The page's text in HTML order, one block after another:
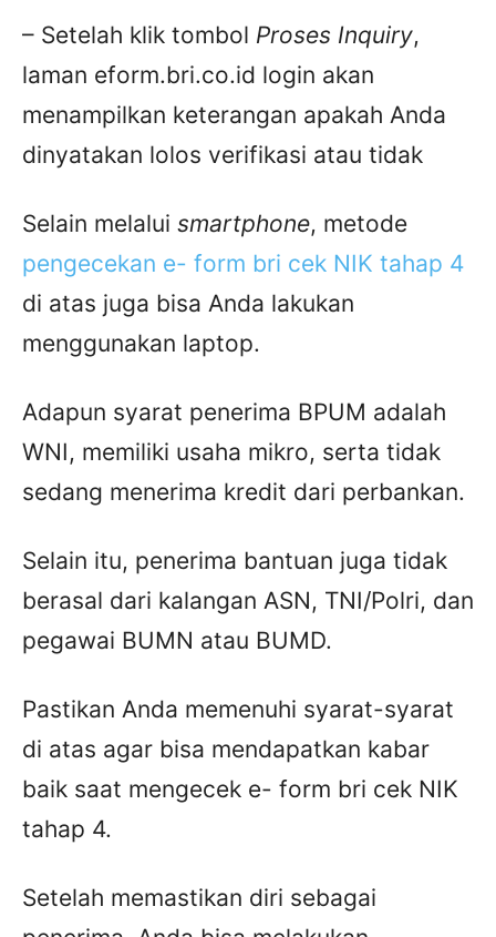
– Setelah klik tombol Proses Inquiry,
laman eform.bri.co.id login akan
menampilkan keterangan apakah Anda
dinyatakan lolos verifikasi atau tidak
Selain melalui smartphone, metode
pengecekan e- form bri cek NIK tahap 4
di atas juga bisa Anda lakukan
menggunakan laptop.
Adapun syarat penerima BPUM adalah
WNI, memiliki usaha mikro, serta tidak
sedang menerima kredit dari perbankan.
Selain itu, penerima bantuan juga tidak
berasal dari kalangan ASN, TNI/Polri, dan
pegawai BUMN atau BUMD.
Pastikan Anda memenuhi syarat-syarat
di atas agar bisa mendapatkan kabar
baik saat mengecek e- form bri cek NIK
tahap 4.
Setelah memastikan diri sebagai